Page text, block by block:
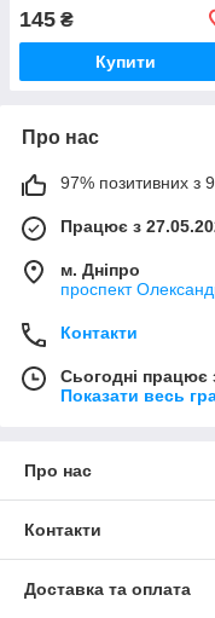
145 ₴
Купити
Про нас
97% позитивних з
Працює з
м. Дніпро
проспект
Контакти
Сьогодні працює
Показати весь
Про нас
Контакти
Доставка та оплата